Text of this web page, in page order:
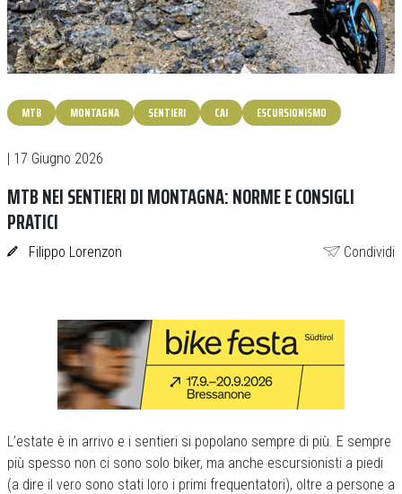
MTB MONTAGNA SENTIERI CAI ESCURSIONISMO
| 17 Giugno 2026
MTB NEI SENTIERI DI MONTAGNA: NORME E CONSIGLI
PRATICI
Filippo Lorenzon Condividi
L’estate è in arrivo e i sentieri si popolano sempre di più. E sempre
più spesso non ci sono solo biker, ma anche escursionisti a piedi
(a dire il vero sono stati loro i primi frequentatori), oltre a persone a